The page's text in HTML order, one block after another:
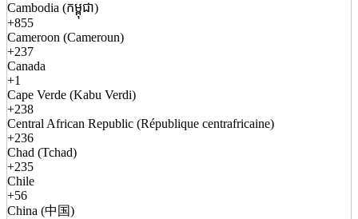
Cambodia (កម្ពុជា)
+855
Cameroon (Cameroun)
+237
Canada
+1
Cape Verde (Kabu Verdi)
+238
Central African Republic (République centrafricaine)
+236
Chad (Tchad)
+235
Chile
+56
China (中国)